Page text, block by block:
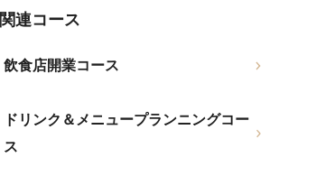
関連コース
飲食店開業コース
ドリンク＆メニュープランニングコー
ス